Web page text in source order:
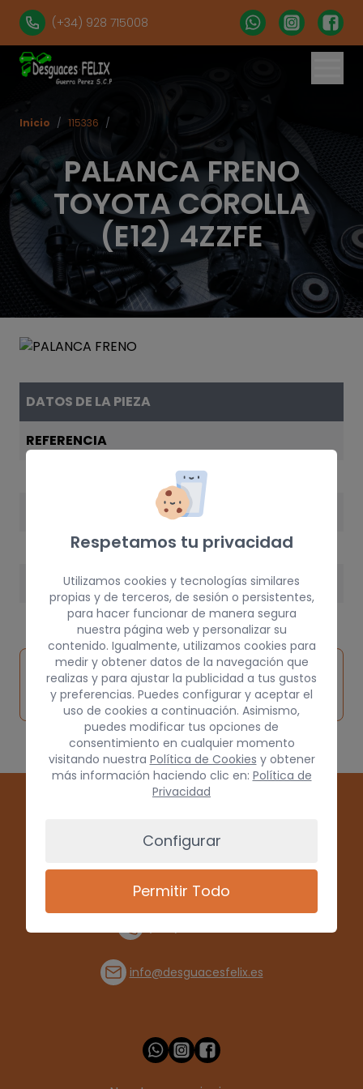
(+34) 928 715008
PALANCA FRENO
TOYOTA COROLLA
(E12) 4ZZFE
Inicio / 115336 /
DATOS DE LA PIEZA
REFERENCIA
Inspeccionar
vehículo de
origen
Solicitar
pieza
Consultar
por
info@desguacesfelix.es
Respetamos tu privacidad
Utilizamos cookies y tecnologías similares
propias y de terceros, de sesión o persistentes,
para hacer funcionar de manera segura
nuestra página web y personalizar su
contenido. Igualmente, utilizamos cookies para
medir y obtener datos de la navegación que
realizas y para ajustar la publicidad a tus gustos
y preferencias. Puedes configurar y aceptar el
uso de cookies a continuación. Asimismo,
puedes modificar tus opciones de
consentimiento en cualquier momento
visitando nuestra Política de Cookies y obtener
más información haciendo clic en: Política de
Privacidad
Configurar
Permitir Todo